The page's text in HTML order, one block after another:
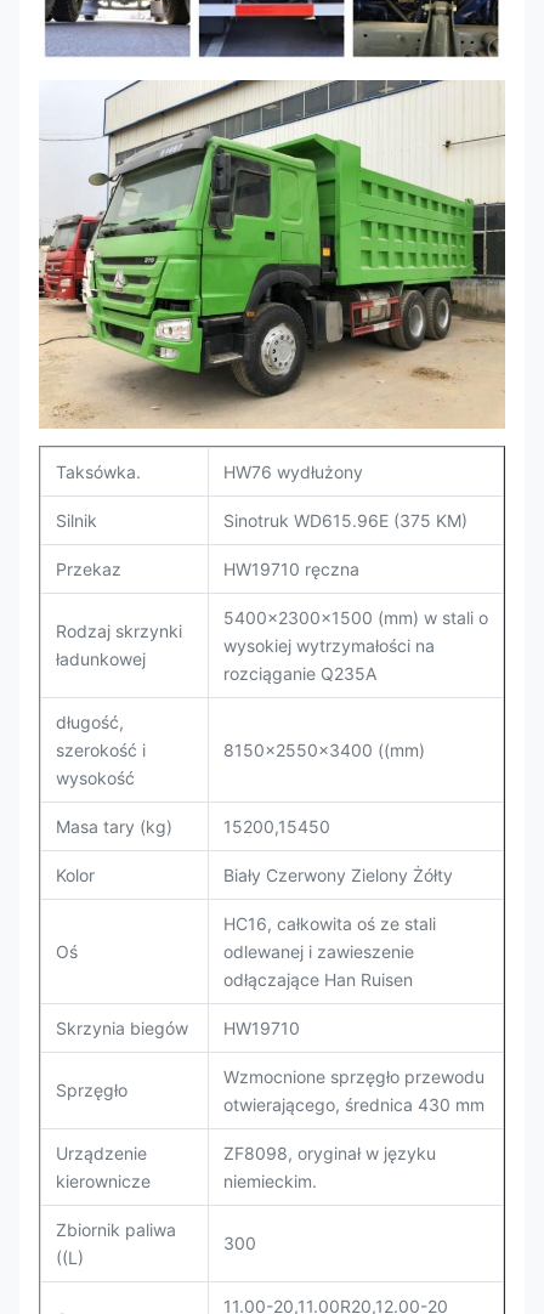
Taksówka. HW76 wydłużony
Silnik Sinotruk WD615.96E (375 KM)
Przekaz HW19710 ręczna
Rodzaj skrzynki
ładunkowej
5400x2300x1500 (mm) w stali o
wysokiej wytrzymałości na
rozciąganie Q235A
długość,
szerokość i
wysokość
8150x2550x3400 ((mm)
Masa tary (kg) 15200,15450
Kolor Biały Czerwony Zielony Żółty
Oś
HC16, całkowita oś ze stali
odlewanej i zawieszenie
odłączające Han Ruisen
Skrzynia biegów HW19710
Sprzęgło
Wzmocnione sprzęgło przewodu
otwierającego, średnica 430 mm
Urządzenie
kierownicze
ZF8098, oryginał w języku
niemieckim.
Zbiornik paliwa
((L)
300
11.00-20,11.00R20,12.00-20